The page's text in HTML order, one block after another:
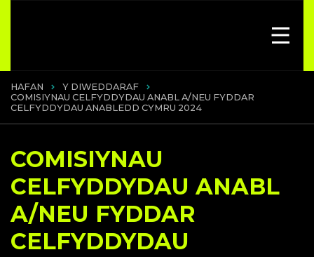
HAFAN
Y DIWEDDARAF
COMISIYNAU CELFYDDYDAU ANABL A/NEU FYDDAR
CELFYDDYDAU ANABLEDD CYMRU 2024
COMISIYNAU
CELFYDDYDAU ANABL
A/NEU FYDDAR
CELFYDDYDAU